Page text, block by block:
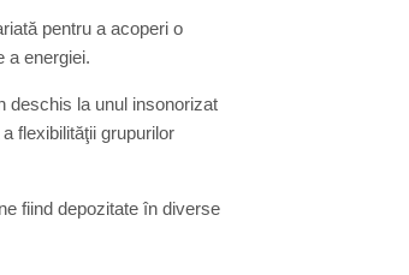
pentru a acoperi o
a energiei.
deschis la unul insonorizat
flexibilităţii grupurilor
fiind depozitate în diverse